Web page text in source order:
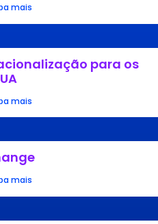
mais
para os
mais
mais